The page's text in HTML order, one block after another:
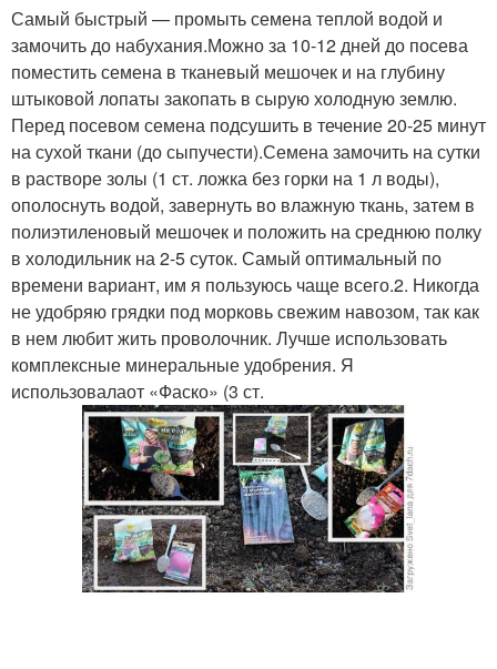
Самый быстрый — промыть семена теплой водой и
замочить до набухания.Можно за 10-12 дней до посева
поместить семена в тканевый мешочек и на глубину
штыковой лопаты закопать в сырую холодную землю.
Перед посевом семена подсушить в течение 20-25 минут
на сухой ткани (до сыпучести).Семена замочить на сутки
в растворе золы (1 ст. ложка без горки на 1 л воды),
ополоснуть водой, завернуть во влажную ткань, затем в
полиэтиленовый мешочек и положить на среднюю полку
в холодильник на 2-5 суток. Самый оптимальный по
времени вариант, им я пользуюсь чаще всего.2. Никогда
не удобряю грядки под морковь свежим навозом, так как
в нем любит жить проволочник. Лучше использовать
комплексные минеральные удобрения. Я
использовалаот «Фаско» (3 ст.